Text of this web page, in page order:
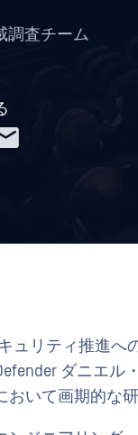
調査チーム
キュリティ推進
ダニエル
おいて画期的